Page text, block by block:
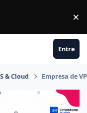
×
Entre
& Cloud Empresa de